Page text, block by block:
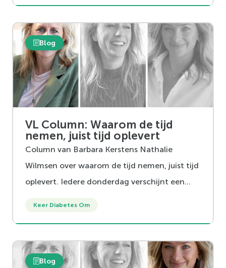
Blog
VL Column: Waarom de tijd
nemen, juist tijd oplevert
Column van Barbara Kerstens Nathalie
Wilmsen over waarom de tijd nemen, juist tijd
oplevert. Iedere donderdag verschijnt een
Keer Diabetes Om
Blog